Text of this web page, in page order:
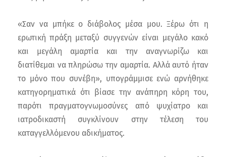
«Σαν να μπήκε ο διάβολος μέσα μου. Ξέρω ότι η
ερωτική πράξη μεταξύ συγγενών είναι μεγάλο κακό
και μεγάλη αμαρτία και την αναγνωρίζω και
διατίθεμαι να πληρώσω την αμαρτία. Αλλά αυτό ήταν
το μόνο που συνέβη», υπογράμμισε ενώ αρνήθηκε
κατηγορηματικά ότι βίασε την ανάπηρη κόρη του,
παρότι πραγματογνωμοσύνες από ψυχίατρο και
ιατροδικαστή συγκλίνουν στην τέλεση του
καταγγελλόμενου αδικήματος.